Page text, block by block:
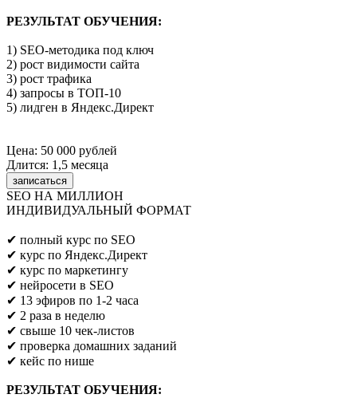
РЕЗУЛЬТАТ ОБУЧЕНИЯ:
1) SEO-методика под ключ
2) рост видимости сайта
3) рост трафика
4) запросы в ТОП-10
5) лидген в Яндекс.Директ
Цена: 50 000 рублей
Длится: 1,5 месяца
записаться
SEO НА МИЛЛИОН
ИНДИВИДУАЛЬНЫЙ ФОРМАТ
✔ полный курс по SEO
✔ курс по Яндекс.Директ
✔ курс по маркетингу
✔ нейросети в SEO
✔ 13 эфиров по 1-2 часа
✔ 2 раза в неделю
✔ свыше 10 чек-листов
✔ проверка домашних заданий
✔ кейс по нише
РЕЗУЛЬТАТ ОБУЧЕНИЯ: